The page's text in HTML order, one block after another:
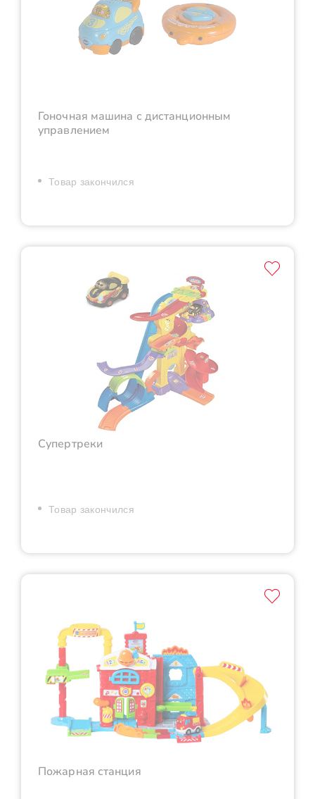
Гоночная машина с дистанционным
управлением
Товар закончился
Супертреки
Товар закончился
Пожарная станция